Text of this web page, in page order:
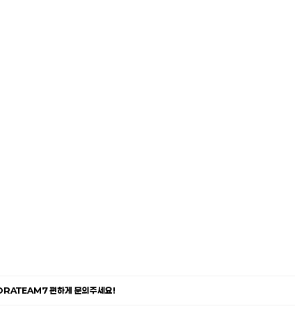
편하게 문의주세요!